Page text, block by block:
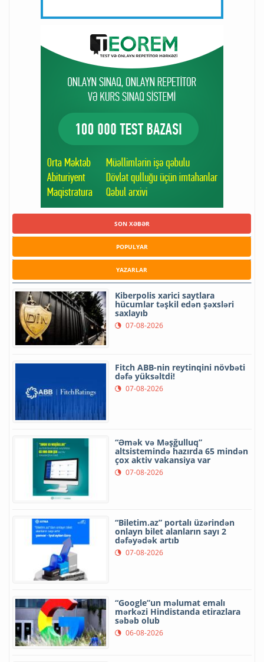
SON XƏBƏR
POPULYAR
YAZARLAR
Kiberpolis xarici saytlara
hücumlar təşkil edən şəxsləri
saxlayıb
07-08-2026
Fitch ABB-nin reytinqini növbəti
dəfə yüksəltdi!
07-08-2026
“Əmək və Məşğulluq”
altsistemində hazırda 65 mindən
çox aktiv vakansiya var
07-08-2026
“Biletim.az” portalı üzərindən
onlayn bilet alanların sayı 2
dəfəyədək artıb
07-08-2026
“Google”un məlumat emalı
mərkəzi Hindistanda etirazlara
səbəb olub
06-08-2026